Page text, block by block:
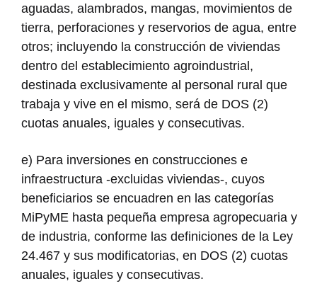
aguadas, alambrados, mangas, movimientos de
tierra, perforaciones y reservorios de agua, entre
otros; incluyendo la construcción de viviendas
dentro del establecimiento agroindustrial,
destinada exclusivamente al personal rural que
trabaja y vive en el mismo, será de DOS (2)
cuotas anuales, iguales y consecutivas.
e) Para inversiones en construcciones e
infraestructura -excluidas viviendas-, cuyos
beneficiarios se encuadren en las categorías
MiPyME hasta pequeña empresa agropecuaria y
de industria, conforme las definiciones de la Ley
24.467 y sus modificatorias, en DOS (2) cuotas
anuales, iguales y consecutivas.